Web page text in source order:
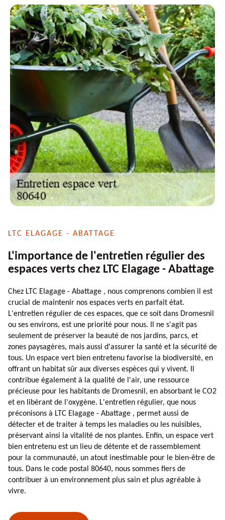
LTC ELAGAGE - ABATTAGE
L'importance de l'entretien régulier des
espaces verts chez LTC Elagage - Abattage
Chez LTC Elagage - Abattage , nous comprenons combien il est
crucial de maintenir nos espaces verts en parfait état.
L'entretien régulier de ces espaces, que ce soit dans Dromesnil
ou ses environs, est une priorité pour nous. Il ne s'agit pas
seulement de préserver la beauté de nos jardins, parcs, et
zones paysagères, mais aussi d'assurer la santé et la sécurité de
tous. Un espace vert bien entretenu favorise la biodiversité, en
offrant un habitat sûr aux diverses espèces qui y vivent. Il
contribue également à la qualité de l'air, une ressource
précieuse pour les habitants de Dromesnil, en absorbant le CO2
et en libérant de l'oxygène. L'entretien régulier, que nous
préconisons à LTC Elagage - Abattage , permet aussi de
détecter et de traiter à temps les maladies ou les nuisibles,
préservant ainsi la vitalité de nos plantes. Enfin, un espace vert
bien entretenu est un lieu de détente et de rassemblement
pour la communauté, un atout inestimable pour le bien-être de
tous. Dans le code postal 80640, nous sommes fiers de
contribuer à un environnement plus sain et plus agréable à
vivre.